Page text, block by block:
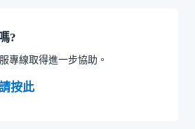
?
專線取得進一步協助。
按此